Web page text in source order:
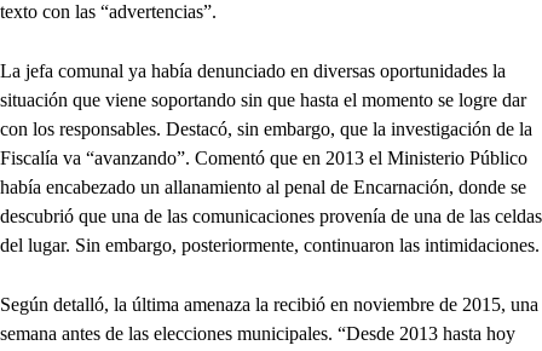
texto con las “advertencias”.
La jefa comunal ya había denunciado en diversas oportunidades la
situación que viene soportando sin que hasta el momento se logre dar
con los responsables. Destacó, sin embargo, que la investigación de la
Fiscalía va “avanzando”. Comentó que en 2013 el Ministerio Público
había encabezado un allanamiento al penal de Encarnación, donde se
descubrió que una de las comunicaciones provenía de una de las celdas
del lugar. Sin embargo, posteriormente, continuaron las intimidaciones.
Según detalló, la última amenaza la recibió en noviembre de 2015, una
semana antes de las elecciones municipales. “Desde 2013 hasta hoy